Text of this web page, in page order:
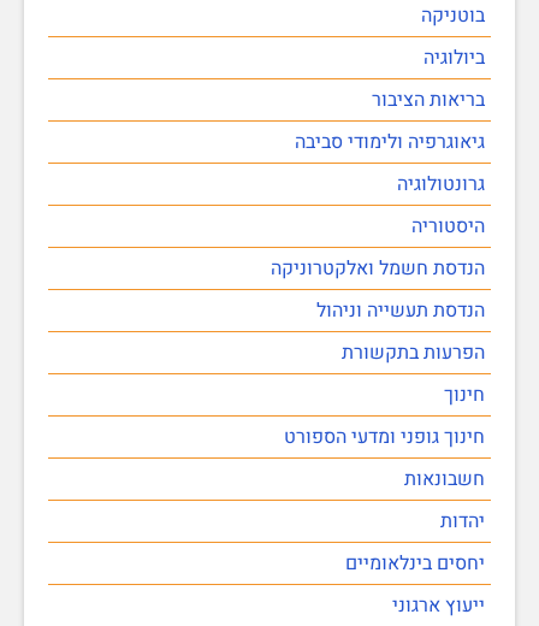
בוטניקה
ביולוגיה
בריאות הציבור
גיאוגרפיה ולימודי סביבה
גרונטולוגיה
היסטוריה
הנדסת חשמל ואלקטרוניקה
הנדסת תעשייה וניהול
הפרעות בתקשורת
חינוך
חינוך גופני ומדעי הספורט
חשבונאות
יהדות
יחסים בינלאומיים
ייעוץ ארגוני